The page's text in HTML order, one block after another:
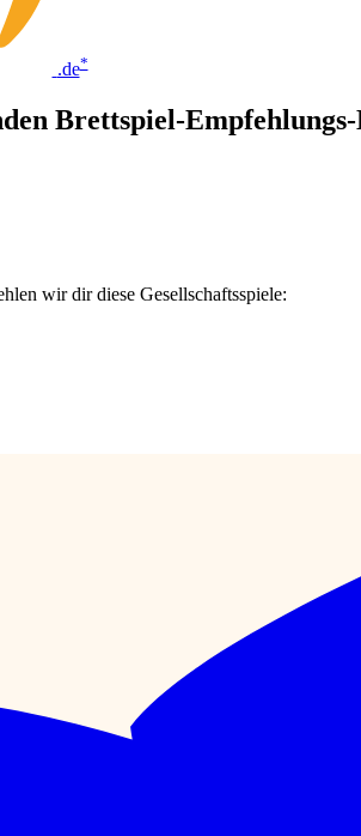
.de*
Brettspiel-
wir dir diese Gesellschaftsspiele: